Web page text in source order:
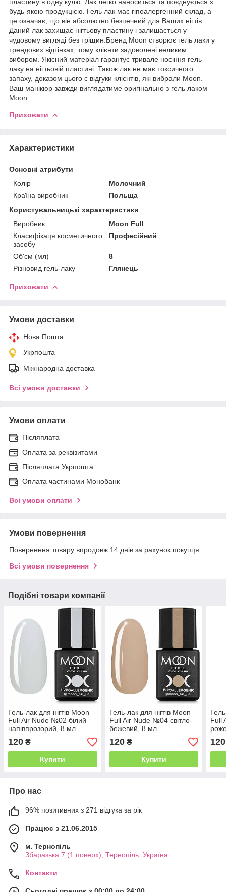
будь-якою продукцією. Гель лак має гіпоалергенний склад, а
це означає, що він абсолютно безпечний для Ваших нігтів.
Даний лак захищає нігтьову пластину і залишається у
чудовому вигляді без тріщин.Бренд Moon створює гель лаки у
трендових відтінках, тому клієнти задоволені великим
вибором. Якісний матеріал гарантує тривале носіння гель
лаку на нігтьовій пластині. Також лак не має токсичного
запаху, доказом цього є відгуки клієнтів, які вибрали Moon.
Ваш манікюр завжди виглядатиме оригінально з гель лаком
Moon.
Приховати
Характеристики
Основні атрибути
Колір
Молочний
Країна виробник
Польща
Користувальницькі характеристики
Виробник
Moon Full
Класифікаця косметичного
засобу
Професійний
Об'єм (мл)
8
Різновид гель-лаку
Глянець
Приховати
Умови доставки
Нова Пошта
Укрпошта
Міжнародна доставка
Всі умови доставки
Умови оплати
Післяплата
Оплата за реквізитами
Післяплата Укрпошта
Оплата частинами Монобанк
Всі умови оплати
Умови повернення
Повернення товару впродовж 14 днів за рахунок покупця
Всі умови повернення
Подібні товари компанії
Гель-лак для нігтів Moon
Full Air Nude №02 білий
напівпрозорий, 8 мл
120 ₴
Купити
Гель-лак для нігтів Moon
Full Air Nude №04 світло-
бежевий, 8 мл
120₴
Купити
Full
мл
120
Про нас
96% позитивних з 271 відгука за рік
Працює з 21.06.2015
м. Тернопіль
Збаразька 7 (1 поверх), Тернопіль, Україна
Контакти